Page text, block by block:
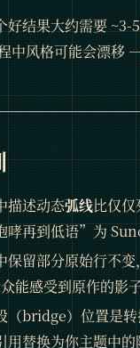
好结果大约需要 ~3-
中风格可能会漂移
描述动态弧线比仅仅
再到低语”为
保留部分原始行不
能感受到原作的影
（bridge）位置是
用替换为你主题中